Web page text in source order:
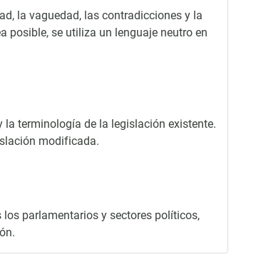
la vaguedad, las contradicciones y la
posible, se utiliza un lenguaje neutro en
terminología de la legislación existente.
modificada.
parlamentarios y sectores políticos,